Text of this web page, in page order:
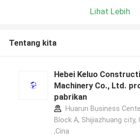
Lihat Lebih
Tentang kita
Hebei Keluo
Machinery Co., Ltd.
pabrikan
Huarun Business
Block A, Shijiazhuang city,
,Cina